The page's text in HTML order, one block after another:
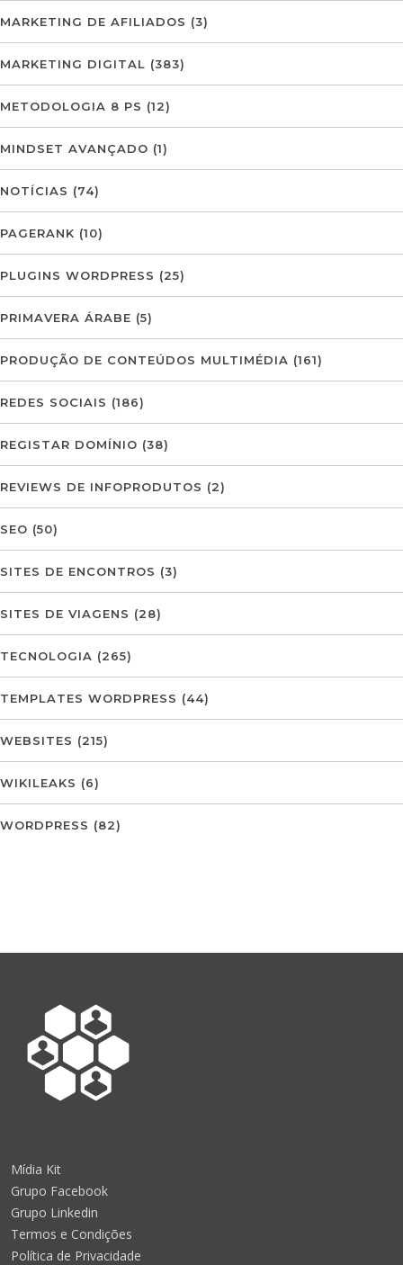
MARKETING DE AFILIADOS (3)
MARKETING DIGITAL (383)
METODOLOGIA 8 PS (12)
MINDSET AVANÇADO (1)
NOTÍCIAS (74)
PAGERANK (10)
PLUGINS WORDPRESS (25)
PRIMAVERA ÁRABE (5)
PRODUÇÃO DE CONTEÚDOS MULTIMÉDIA (161)
REDES SOCIAIS (186)
REGISTAR DOMÍNIO (38)
REVIEWS DE INFOPRODUTOS (2)
SEO (50)
SITES DE ENCONTROS (3)
SITES DE VIAGENS (28)
TECNOLOGIA (265)
TEMPLATES WORDPRESS (44)
WEBSITES (215)
WIKILEAKS (6)
WORDPRESS (82)
Mídia Kit
Grupo Facebook
Grupo Linkedin
Termos e Condições
Política de Privacidade